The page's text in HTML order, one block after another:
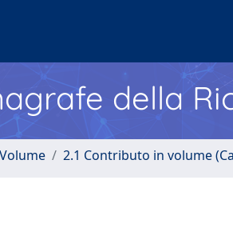
della
2.1 Contributo in volume